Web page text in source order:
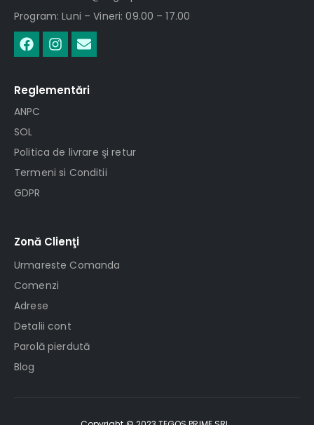
Program: Luni – Vineri: 09.00 – 17.00
Reglementări
ANPC
SOL
Politica de livrare şi retur
Termeni si Conditii
GDPR
Zonă Clienţi
Urmareste Comanda
Comenzi
Adrese
Detalii cont
Parolă pierdută
Blog